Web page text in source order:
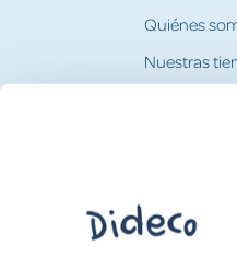
Quiénes
Nuestras
Tarjeta